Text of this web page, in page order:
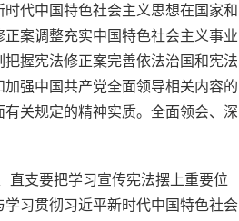
代中国特色社会主义思想在国家和
案调整充实中国特色社会主义事业
握宪法修正案完善依法治国和宪法
强中国共产党全面领导相关内容的
关规定的精神实质。全面领会、深
直支要把学习宣传宪法摆上重要位
习贯彻习近平新时代中国特色社会